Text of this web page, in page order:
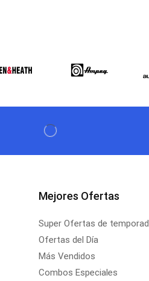
Mejores Ofertas
Super Ofertas de
Ofertas del Día
Más Vendidos
Combos Especiales